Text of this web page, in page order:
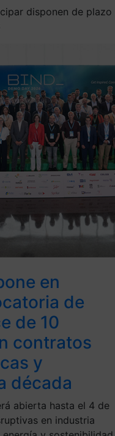
disponen de plazo
en
de
de 10
contratos
y
década
abierta hasta el 4 de
en industria